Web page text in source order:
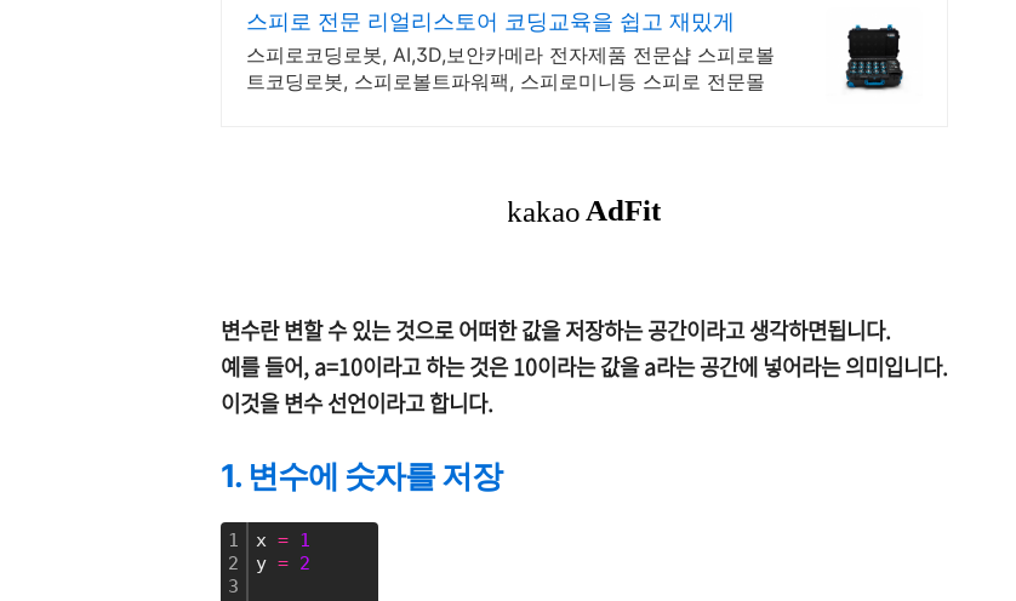
스피로 전문 리얼리스토어 코딩교육을 쉽고 재밌게
스피로코딩로봇, AI,3D,보안카메라 전자제품 전문샵 스피로볼
트코딩로봇, 스피로볼트파워팩, 스피로미니등 스피로 전문몰
변수란 변할 수 있는 것으로 어떠한 값을 저장하는 공간이라고 생각하면됩니다.
예를 들어, a=10이라고 하는 것은 10이라는 값을 a라는 공간에 넣어라는 의미입니다.
이것을 변수 선언이라고 합니다.
1. 변수에 숫자를 저장
1
2
3
x = 1
y = 2